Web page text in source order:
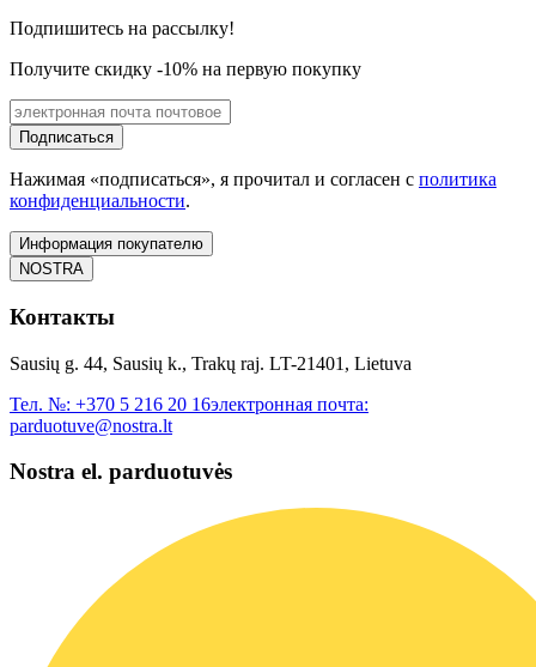
Подпишитесь на рассылку!
Получите скидку -10% на первую покупку
Подписаться
Нажимая «подписаться», я прочитал и согласен с политика
конфиденциальности.
Информация покупателю
NOSTRA
Контакты
Sausių g. 44, Sausių k., Trakų raj. LT-21401, Lietuva
Тел. №: +370 5 216 20 16электронная почта:
parduotuve@nostra.lt
Nostra el. parduotuvės